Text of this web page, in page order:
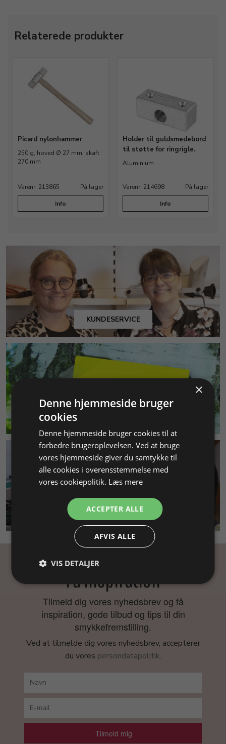
Relaterede produkter
Picard nylonhammer
250 g, hoved Ø 27 mm, skaft
270 mm
Varenr. 213865 På lager
Info
Holder til guldsmedebord
til støtte for ringrigle.
Aluminium
Varenr. 214698 På lager
Info
KUNDESERVICE
MILJØ & BÆREDYGTIGHED
SMYKKEKURSUS
Få inspiration
Tilmeld dig vores nyhedsbrev og få
inspiration, gode tilbud og tips til din
smykkefremstilling.
Ved at tilmelde dig vores nyhedsbrev, accepterer
du vores persondatapolitik.
Tilmeld mig
×
Denne hjemmeside bruger
cookies
Denne hjemmeside bruger cookies til at
forbedre brugeroplevelsen. Ved at bruge
vores hjemmeside giver du samtykke til
alle cookies i overensstemmelse med
vores cookiepolitik. Læs mere
ACCEPTER ALLE
AFVIS ALLE
VIS DETALJER